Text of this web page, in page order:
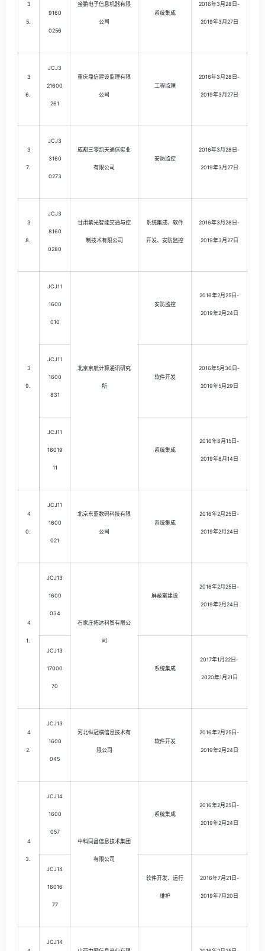
3
5.
9160
0256
金鹏电子信息机器有限
公司
系统集成
2016年3月28日-
2019年3月27日
3
6.
JCJ3
21600
261
重庆鼎信建设监理有限
公司
工程监理
2016年3月28日-
2019年3月27日
3
7.
JCJ3
3160
0273
成都三零凯天通信实业
有限公司
安防监控
2016年3月28日-
2019年3月27日
3
8.
JCJ3
8160
0280
甘肃紫光智能交通与控
制技术有限公司
系统集成、软件
开发、安防监控
2016年3月28日-
2019年3月27日
3
9.
JCJ11
1600
010
北京京航计算通讯研究
所
安防监控
2016年2月25日-
2019年2月24日
JCJ11
1600
831
软件开发
2016年5月30日-
2019年5月29日
JCJ11
16019
11
系统集成
2016年8月15日-
2019年8月14日
4
0.
JCJ11
1600
021
北京东蓝数码科技有限
公司
系统集成
2016年2月25日-
2019年2月24日
4
1.
JCJ13
1600
034
石家庄拓达科贸有限公
司
屏蔽室建设
2016年2月25日-
2019年2月24日
JCJ13
17000
70
系统集成
2017年1月22日-
2020年1月21日
4
2.
JCJ13
1600
045
河北纵冠横信息技术有
限公司
软件开发
2016年2月25日-
2019年2月24日
4
3.
JCJ14
1600
057
中科同昌信息技术集团
有限公司
系统集成
2016年2月25日-
2019年2月24日
JCJ14
16016
77
软件开发、运行
维护
2016年7月21日-
2019年7月20日
JCJ14